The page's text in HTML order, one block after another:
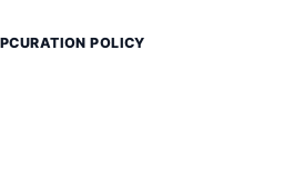
CURATION POLICY